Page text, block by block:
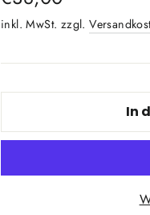
inkl. MwSt. zzgl.
In